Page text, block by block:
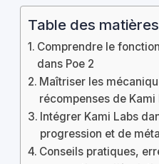
Table des matières
Comprendre le
dans Poe 2
Maîtriser les
récompenses de Kami
Intégrer Kami Labs
progression et de méta
Conseils pratiques,